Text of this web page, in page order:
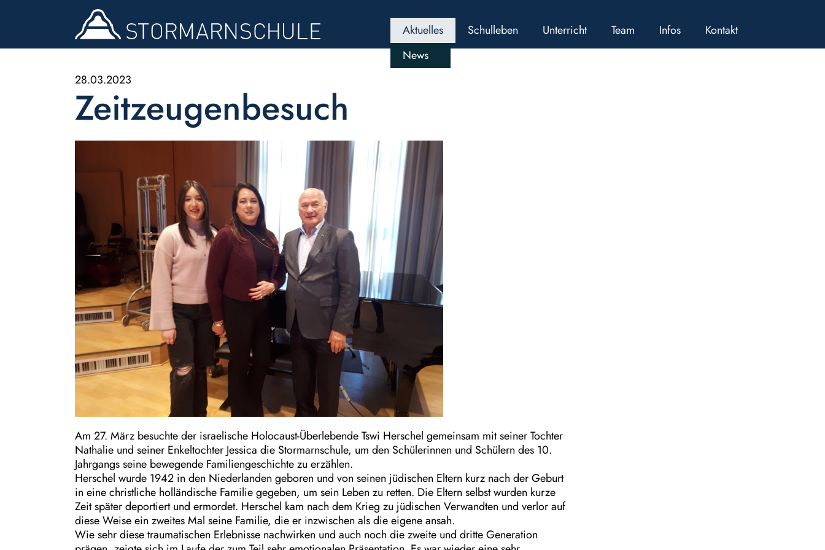
Aktuelles
News
Schulleben Unterricht Team Infos Kontakt
28.03.2023
Zeitzeugenbesuch
Am 27. März besuchte der israelische Holocaust-Überlebende Tswi Herschel gemeinsam mit seiner Tochter
Nathalie und seiner Enkeltochter Jessica die Stormarnschule, um den Schülerinnen und Schülern des 10.
Jahrgangs seine bewegende Familiengeschichte zu erzählen.
Herschel wurde 1942 in den Niederlanden geboren und von seinen jüdischen Eltern kurz nach der Geburt
in eine christliche holländische Familie gegeben, um sein Leben zu retten. Die Eltern selbst wurden kurze
Zeit später deportiert und ermordet. Herschel kam nach dem Krieg zu jüdischen Verwandten und verlor auf
diese Weise ein zweites Mal seine Familie, die er inzwischen als die eigene ansah.
Wie sehr diese traumatischen Erlebnisse nachwirken und auch noch die zweite und dritte Generation